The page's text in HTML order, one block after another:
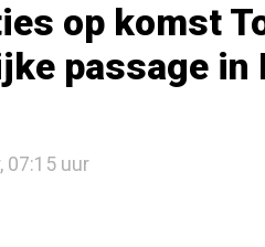
op komst
passage in
07:15 uur